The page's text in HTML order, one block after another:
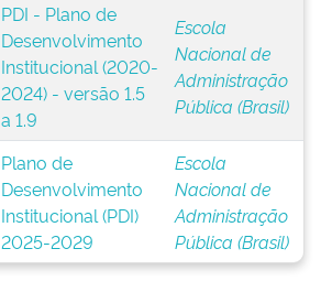
PDI - Plano de
Desenvolvimento
Institucional (2020-
2024) - versão 1.5
a 1.9
Escola
Nacional de
Administração
Pública (Brasil)
Plano de
Desenvolvimento
Institucional (PDI)
2025-2029
Escola
Nacional de
Administração
Pública (Brasil)